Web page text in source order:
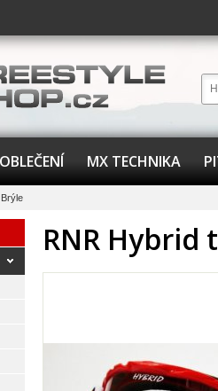
MX TECHNIKA
Brýle
RNR Hybrid